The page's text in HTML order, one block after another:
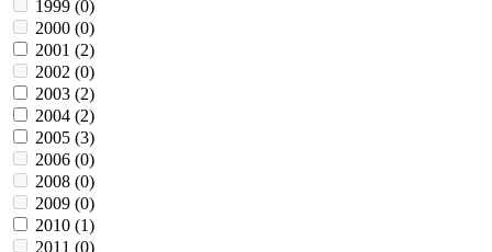
1999 (0)
2000 (0)
2001 (2)
2002 (0)
2003 (2)
2004 (2)
2005 (3)
2006 (0)
2008 (0)
2009 (0)
2010 (1)
2011 (0)